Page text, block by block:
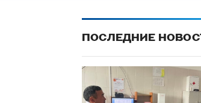
ПОСЛЕДНИЕ